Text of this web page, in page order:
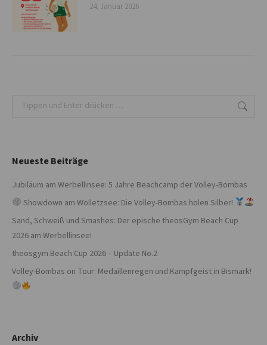
24. Januar 2026
Search:
Neueste Beiträge
Jubiläum am Werbellinsee: 5 Jahre Beachcamp der Volley-Bombas
Showdown am Wolletzsee: Die Volley-Bombas holen Silber!
Sand, Schweiß und Smashes: Der epische theosGym Beach Cup
2026 am Werbellinsee!
theosgym Beach Cup 2026 – Update No.2
Volley-Bombas on Tour: Medaillenregen und Kampfgeist in Bismark!
Archiv